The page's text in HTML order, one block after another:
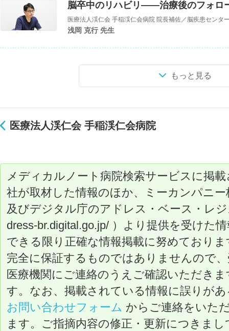
脳卒中のリハビリ——治療後のフォロ
医療法人渓仁会 手稲渓仁会病院 院長補佐／脳疾患センタ
浅岡 克行 先生
もっと見る
医療法人渓仁会 手稲渓仁会病院
メディカルノート病院検索サービスに掲
社が取材した情報のほか、ミーカンパニ
及びデジタル庁のアドレス・ベース・レ
dress-br.digital.go.jp/ ）より提供を受けた
できる限り正確な情報掲載に努めており
完全に保証するものではありませんので
医療機関にご連絡のうえご確認いただき
す。なお、掲載されている情報に誤りが
お問い合わせフォーム からご連絡をいた
ます。ご指摘内容の修正・更新につきま